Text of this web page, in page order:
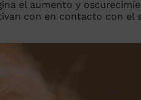
el aumento y
con en contacto con